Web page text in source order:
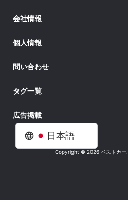
日本語
会社情報
個人情報
問い合わせ
タグ一覧
広告掲載
Copyright © 2026 ベストカー